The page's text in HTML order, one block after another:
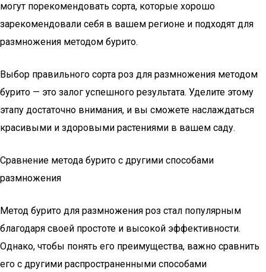
могут порекомендовать сорта, которые хорошо
зарекомендовали себя в вашем регионе и подходят для
размножения методом бурито.
Выбор правильного сорта роз для размножения методом
бурито — это залог успешного результата. Уделите этому
этапу достаточно внимания, и вы сможете наслаждаться
красивыми и здоровыми растениями в вашем саду.
Сравнение метода бурито с другими способами
размножения
Метод бурито для размножения роз стал популярным
благодаря своей простоте и высокой эффективности.
Однако, чтобы понять его преимущества, важно сравнить
его с другими распространенными способами